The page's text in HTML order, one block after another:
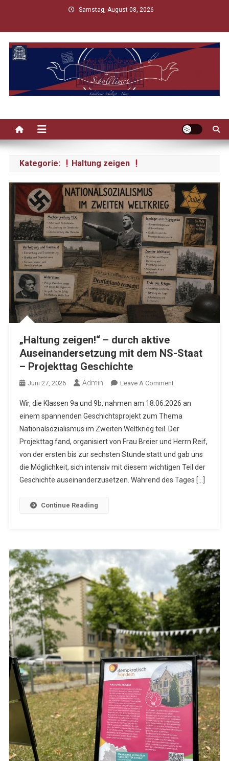
content
Samstag, August 08, 2026
Kategorie: Haltung zeigen
„Haltung zeigen!“ – durch aktive
Auseinandersetzung mit dem NS-Staat
– Projekttag Geschichte
Juni 27, 2026 Admin Leave A CommentOn
Zeigen!“
–
Durch
Aktive
Mit
Dem
Wir, die Klassen 9a und 9b, nahmen am 18.06.2026 an
einem spannenden Geschichtsprojekt zum Thema
Nationalsozialismus im Zweiten Weltkrieg teil. Der
Projekttag fand, organisiert von Frau Breier und Herrn Reif,
von der ersten bis zur sechsten Stunde statt und gab uns
die Möglichkeit, sich intensiv mit diesem wichtigen Teil der
Geschichte auseinanderzusetzen. Während des Tages […]
Continue Reading